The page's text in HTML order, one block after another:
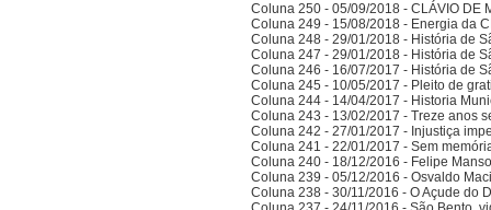
Coluna 250 - 05/09/2018 - CLÁVIO DE
Coluna 249 - 15/08/2018 - Energia da
Coluna 248 - 29/01/2018 - História de
Coluna 247 - 29/01/2018 - História de
Coluna 246 - 16/07/2017 - História de
Coluna 245 - 10/05/2017 - Pleito de
Coluna 244 - 14/04/2017 - Historia
Coluna 243 - 13/02/2017 - Treze anos
Coluna 242 - 27/01/2017 - Injustiça
Coluna 241 - 22/01/2017 - Sem
Coluna 240 - 18/12/2016 - Felipe
Coluna 239 - 05/12/2016 - Osvaldo
Coluna 238 - 30/11/2016 - O Açude do